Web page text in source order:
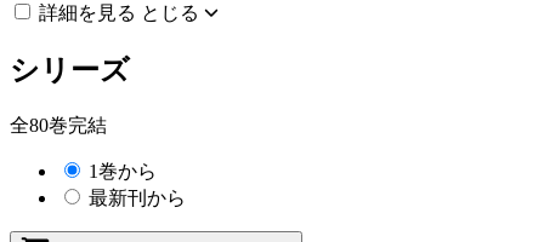
詳細を見る とじる
シリーズ
全80巻完結
1巻から
最新刊から